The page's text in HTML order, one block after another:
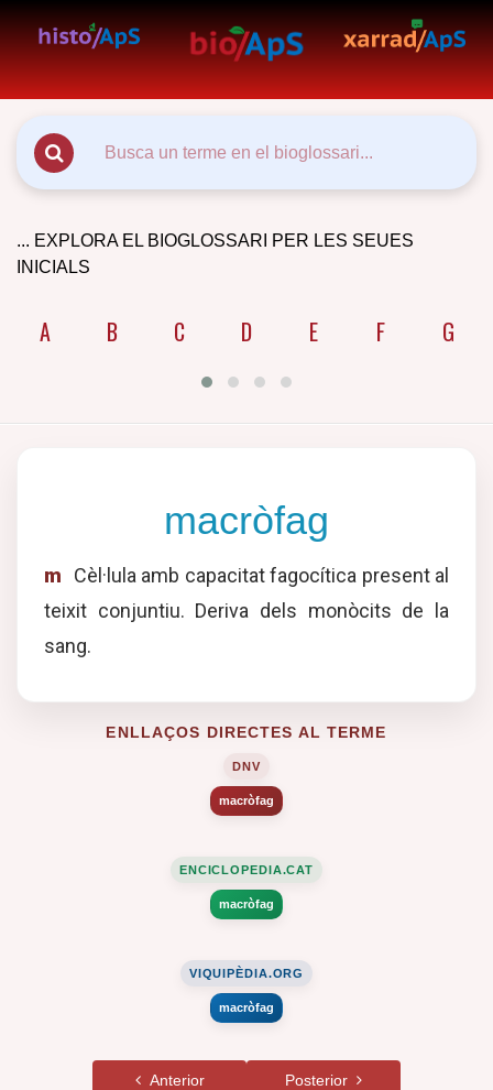
... EXPLORA EL BIOGLOSSARI PER LES SEUES
INICIALS
A B C D E F G
macròfag
m
Cèl·lula amb capacitat fagocítica present al
teixit conjuntiu. Deriva dels monòcits de la
sang.
ENLLAÇOS DIRECTES AL TERME
DNV
macròfag
ENCICLOPEDIA.CAT
macròfag
VIQUIPÈDIA.ORG
macròfag
Anterior Posterior